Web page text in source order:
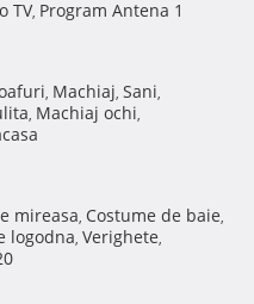
TV, Program Antena 1
, Machiaj, Sani,
, Machiaj ochi,
mireasa, Costume de baie,
logodna, Verighete,